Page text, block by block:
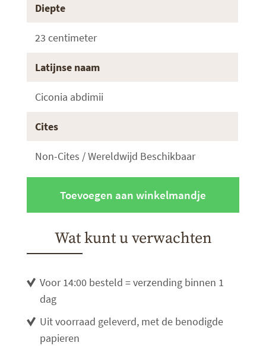
Diepte
23 centimeter
Latijnse naam
Ciconia abdimii
Cites
Non-Cites / Wereldwijd Beschikbaar
Toevoegen aan winkelmandje
Wat kunt u verwachten
Voor 14:00 besteld = verzending binnen 1
dag
Uit voorraad geleverd, met de benodigde
papieren